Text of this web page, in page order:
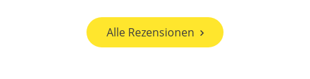
Alle Rezensionen